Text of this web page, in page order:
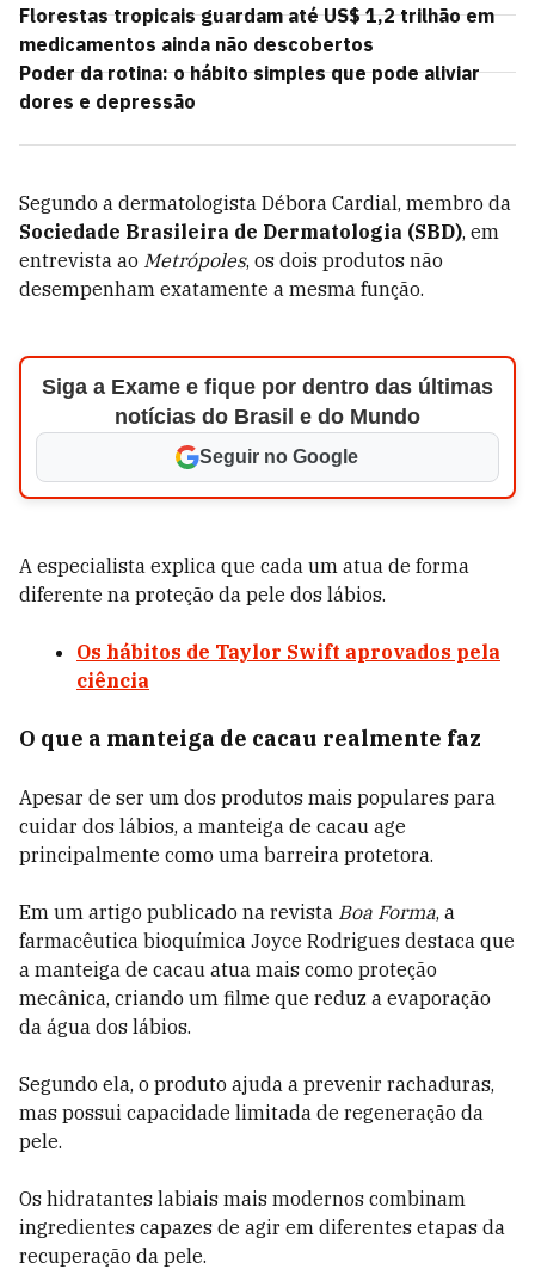
Florestas tropicais guardam até US$ 1,2 trilhão em
medicamentos ainda não descobertos
Poder da rotina: o hábito simples que pode aliviar
dores e depressão
Segundo a dermatologista Débora Cardial, membro da
Sociedade Brasileira de Dermatologia (SBD), em
entrevista ao Metrópoles, os dois produtos não
desempenham exatamente a mesma função.
Siga a Exame e fique por dentro das últimas
notícias do Brasil e do Mundo
Seguir no Google
A especialista explica que cada um atua de forma
diferente na proteção da pele dos lábios.
Os hábitos de Taylor Swift aprovados pela
ciência
O que a manteiga de cacau realmente faz
Apesar de ser um dos produtos mais populares para
cuidar dos lábios, a manteiga de cacau age
principalmente como uma barreira protetora.
Em um artigo publicado na revista Boa Forma, a
farmacêutica bioquímica Joyce Rodrigues destaca que
a manteiga de cacau atua mais como proteção
mecânica, criando um filme que reduz a evaporação
da água dos lábios.
Segundo ela, o produto ajuda a prevenir rachaduras,
mas possui capacidade limitada de regeneração da
pele.
Os hidratantes labiais mais modernos combinam
ingredientes capazes de agir em diferentes etapas da
recuperação da pele.